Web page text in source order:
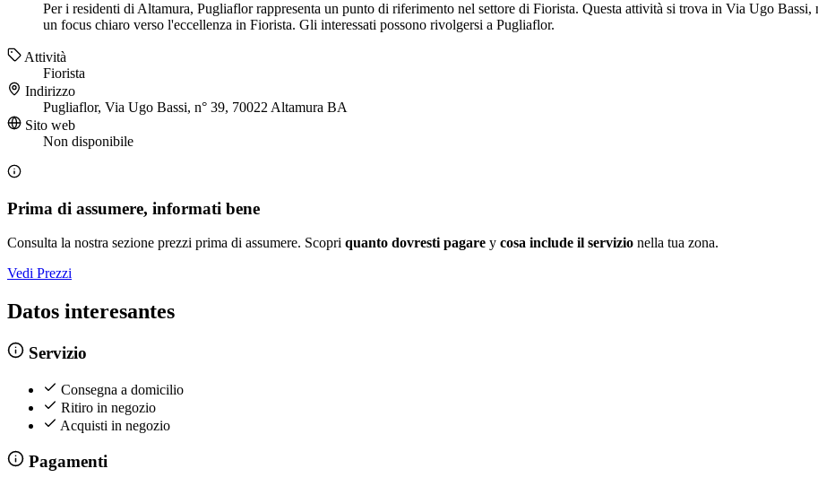
Per i residenti di Altamura, Pugliaflor rappresenta un punto di riferimento nel settore di Fiorista. Questa attività si trova in Via Ugo
un focus chiaro verso l'eccellenza in Fiorista. Gli interessati possono rivolgersi a Pugliaflor.
Attività
Fiorista
Indirizzo
Pugliaflor, Via Ugo Bassi, n° 39, 70022 Altamura BA
Sito web
Non disponibile
Prima di assumere, informati bene
Consulta la nostra sezione prezzi prima di assumere. Scopri quanto dovresti pagare y cosa include il servizio nella tua zona.
Vedi Prezzi
Datos interesantes
Servizio
Consegna a domicilio
Ritiro in negozio
Acquisti in negozio
Pagamenti